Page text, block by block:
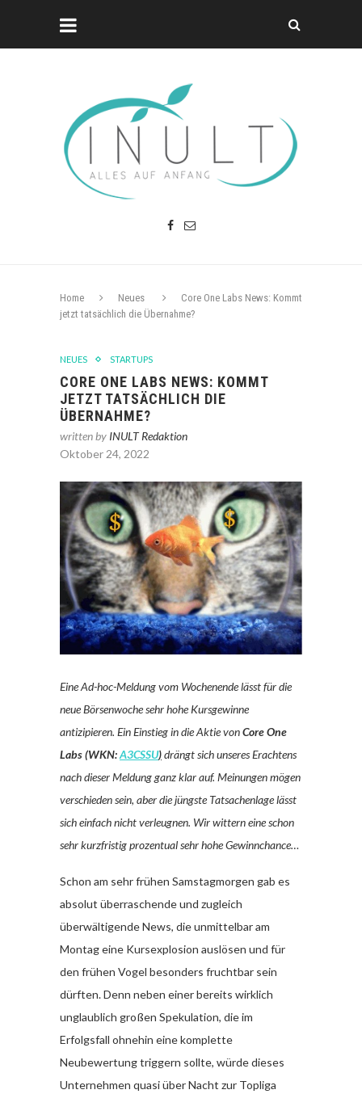
Home Neues
Core One Labs News: Kommt
jetzt tatsächlich die Übernahme?
NEUES STARTUPS
CORE ONE LABS NEWS: KOMMT
JETZT TATSÄCHLICH DIE
ÜBERNAHME?
written by INULT Redaktion
Oktober 24, 2022
Eine Ad-hoc-Meldung vom Wochenende lässt für die
neue Börsenwoche sehr hohe Kursgewinne
antizipieren. Ein Einstieg in die Aktie vonCore One
Labs (WKN:A3CSSU)drängt sich unseres Erachtens
nach dieser Meldung ganz klar auf. Meinungen mögen
verschieden sein, aber die jüngste Tatsachenlage lässt
sich einfach nicht verleugnen. Wir wittern eine schon
sehr kurzfristig prozentual sehr hohe Gewinnchance…
Schon am sehr frühen Samstagmorgen gab es
absolut überraschende und zugleich
überwältigende News, die unmittelbar am
Montag eine Kursexplosion auslösen und für
den frühen Vogel besonders fruchtbar sein
dürften. Denn neben einer bereits wirklich
unglaublich großen Spekulation, die im
Erfolgsfall ohnehin eine komplette
Neubewertung triggern sollte, würde dieses
Unternehmen quasi über Nacht zur Topliga